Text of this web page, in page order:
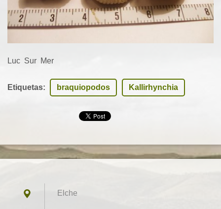
Luc Sur Mer
Etiquetas: braquiopodos Kallirhynchia
Elche